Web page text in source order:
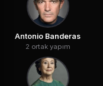
Antonio Banderas
2 ortak yapım